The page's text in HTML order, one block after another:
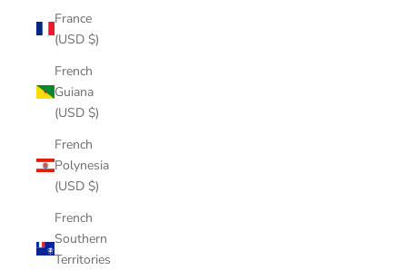
France
(USD $)
French
Guiana
(USD $)
French
Polynesia
(USD $)
French
Southern
Territories